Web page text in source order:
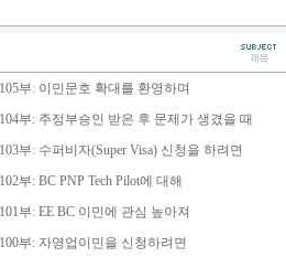
부: 이민문호 확대를 환영하며
부: 주정부승인 받은 후 문제가 생겼을 때
부: 수퍼비자(Super Visa) 신청을 하려면
부: BC PNP Tech Pilot에 대해
부: EE BC 이민에 관심 높아져
부: 자영업이민을 신청하려면